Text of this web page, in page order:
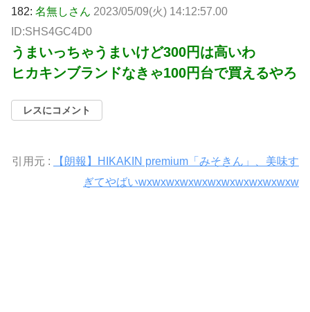
182: 名無しさん 2023/05/09(火) 14:12:57.00
ID:SHS4GC4D0
うまいっちゃうまいけど300円は高いわ
ヒカキンブランドなきゃ100円台で買えるやろ
レスにコメント
引用元 :
【朗報】HIKAKIN premium「みそきん」、美味す
ぎてやばいwxwxwxwxwxwxwxwxwxwxwxw